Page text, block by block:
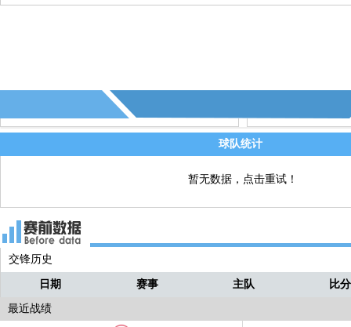
姚浩洋！！给出一记长传球！！！
球队统计
暂无数据，点击重试！
交锋历史
日期 赛事 主队 比分
最近战绩